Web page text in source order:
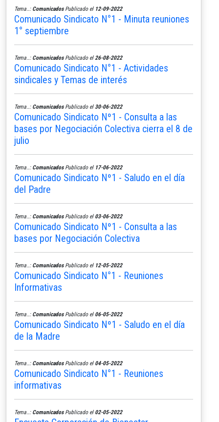
Tema..: ComunicadosPublicado el 12-09-2022
Comunicado Sindicato N°1 - Minuta reuniones
1° septiembre
Tema..: ComunicadosPublicado el 26-08-2022
Comunicado Sindicato N°1 - Actividades
sindicales y Temas de interés
Tema..: ComunicadosPublicado el 30-06-2022
Comunicado Sindicato Nº1 - Consulta a las
bases por Negociación Colectiva cierra el 8 de
julio
Tema..: ComunicadosPublicado el 17-06-2022
Comunicado Sindicato Nº1 - Saludo en el día
del Padre
Tema..: ComunicadosPublicado el 03-06-2022
Comunicado Sindicato Nº1 - Consulta a las
bases por Negociación Colectiva
Tema..: ComunicadosPublicado el 12-05-2022
Comunicado Sindicato N°1 - Reuniones
Informativas
Tema..: ComunicadosPublicado el 06-05-2022
Comunicado Sindicato Nº1 - Saludo en el día
de la Madre
Tema..: ComunicadosPublicado el 04-05-2022
Comunicado Sindicato N°1 - Reuniones
informativas
Tema..: ComunicadosPublicado el 02-05-2022